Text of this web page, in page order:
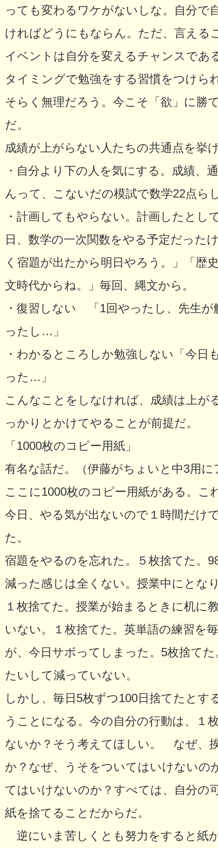
っても変わるワケがないしな。自分で
ければどうにもならん。ただ、言える
イベントは自分を変えるチャンスであ
タイミングで勉強をする習慣をつけら
そらく無理だろう。今こそ「欲」に勝
だ。
成績が上がらない人たちの共通点を挙
・自分より下の人を気にする。成績、
んって、こないだの模試で数学22点ら
・計画してもやらない。計画したとし
日、数学の一次関数をやる予定だった
く宿題が出たから明日やろう。」「歴
文時代からね。」毎回、縄文から。
・復習しない 「1回やったし、先生
ったし…」
・わかるところしか勉強しない「今日
った…」
こんなことをしなければ、成績は上が
っかりとかけてやることが前提だ。
「1000枚のコピー用紙」
有名な話だ。（伊藤がちょいと中3用
ここに1000枚のコピー用紙がある。こ
今日、やる気が出ないので１時間だけ
た。
宿題をやるのを忘れた。５枚捨てた。
減った感じは全くない。授業中にとな
１枚捨てた。授業が始まるときに机に
いない。１枚捨てた。英単語の練習を
が、今日サボってしまった。5枚捨て
たいして減っていない。
しかし、毎日5枚ずつ100日捨てたと
うことになる。今の自分の行動は、１
ないか？そう考えてほしい。 なぜ、
か？なぜ、うそをついてはいけないの
てはいけないのか？すべては、自分の
紙を捨てることだからだ。
逆にいま苦しくとも努力をすると紙